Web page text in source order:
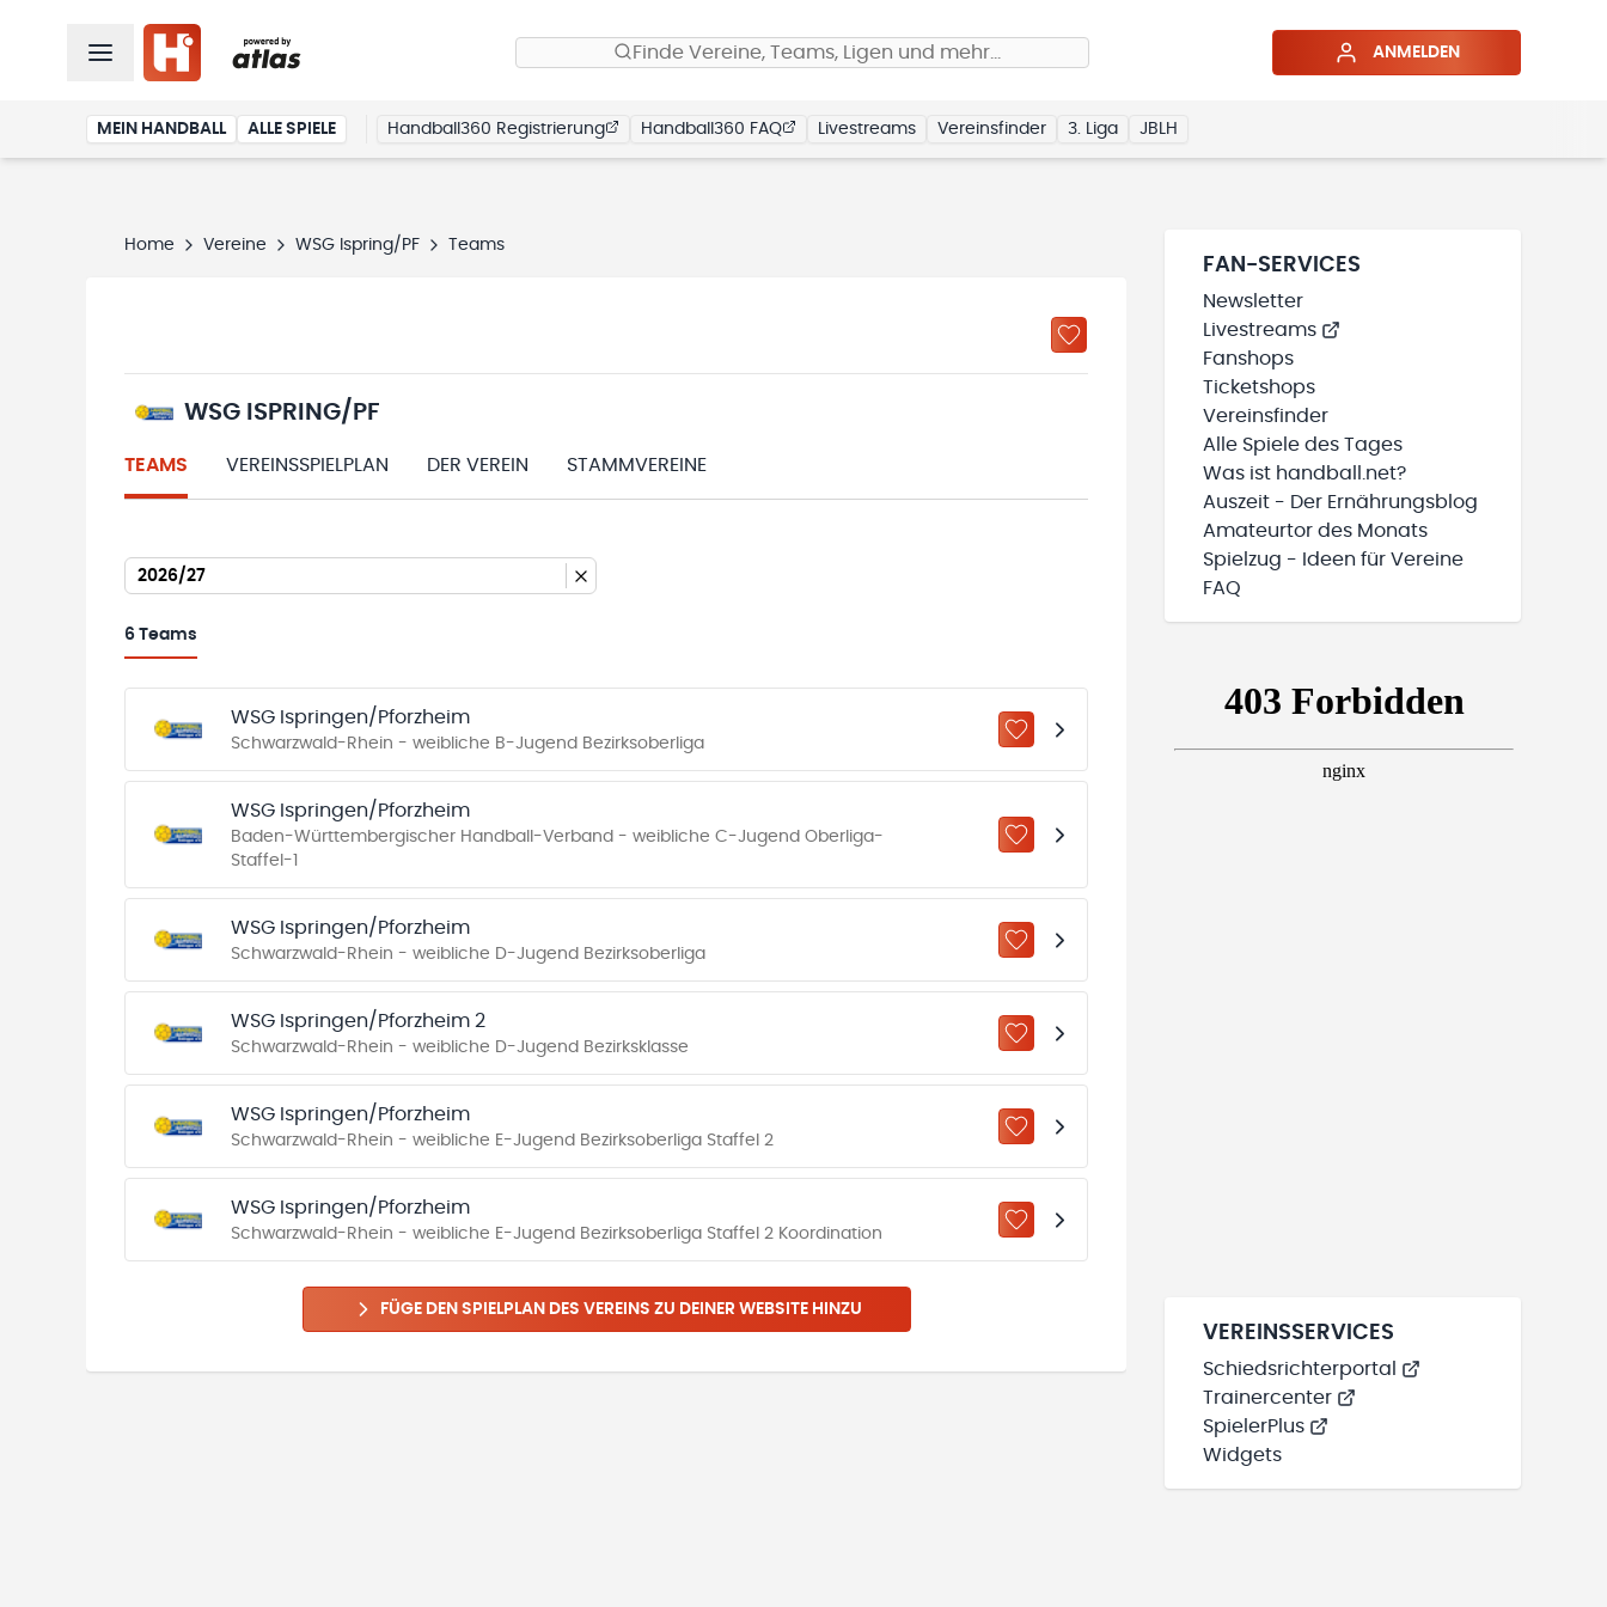
Finde Vereine, Teams, Ligen und mehr… ANMELDEN
MEIN HANDBALL ALLE SPIELE Handball360 Registrierung Handball360 FAQ Livestreams Vereinsfinder 3. Liga JBLH
Home Vereine WSG Ispring/PF Teams
WSG ISPRING/PF
TEAMS VEREINSSPIELPLAN DER VEREIN STAMMVEREINE
2026/27
6 Teams
WSG Ispringen/Pforzheim
Schwarzwald-Rhein - weibliche B-Jugend Bezirksoberliga ZU „MEINE TEAMS“ HINZUFÜGEN
WSG Ispringen/Pforzheim
Baden-Württembergischer Handball-Verband - weibliche C-Jugend Oberliga-
Staffel-1
ZU „MEINE TEAMS“ HINZUFÜGEN
WSG Ispringen/Pforzheim
Schwarzwald-Rhein - weibliche D-Jugend Bezirksoberliga ZU „MEINE TEAMS“ HINZUFÜGEN
WSG Ispringen/Pforzheim 2
Schwarzwald-Rhein - weibliche D-Jugend Bezirksklasse ZU „MEINE TEAMS“ HINZUFÜGEN
WSG Ispringen/Pforzheim
Schwarzwald-Rhein - weibliche E-Jugend Bezirksoberliga Staffel 2 ZU „MEINE TEAMS“ HINZUFÜGEN
WSG Ispringen/Pforzheim
Schwarzwald-Rhein - weibliche E-Jugend Bezirksoberliga Staffel 2 Koordination ZU „MEINE TEAMS“ HINZUFÜGEN
FÜGE DEN SPIELPLAN DES VEREINS ZU DEINER WEBSITE HINZU
FAN-SERVICES
Newsletter
Livestreams
Fanshops
Ticketshops
Vereinsfinder
Alle Spiele des Tages
Was ist handball.net?
Auszeit - Der Ernährungsblog
Amateurtor des Monats
Spielzug - Ideen für Vereine
FAQ
VEREINSSERVICES
Schiedsrichterportal
Trainercenter
SpielerPlus
Widgets